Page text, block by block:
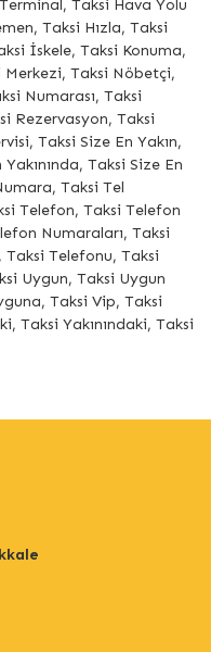
Taksi Hava Yolu
Taksi Hızla, Taksi
İskele, Taksi Konuma,
Merkezi, Taksi Nöbetçi,
Numarası, Taksi
Rezervasyon, Taksi
Taksi Size En Yakın,
Taksi Size En
Taksi Tel
Telefon, Taksi Telefon
Numaraları, Taksi
Taksi Telefonu, Taksi
Uygun, Taksi Uygun
Taksi Vip, Taksi
Taksi Yakınındaki, Taksi